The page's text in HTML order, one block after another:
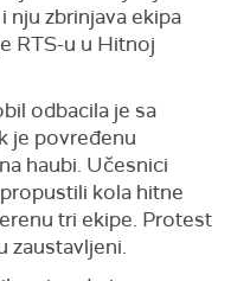
nju zbrinjava ekipa
RTS-u u Hitnoj
odbacila je sa
je povređenu
haubi. Učesnici
kola hitne
tri ekipe. Protest
zaustavljeni.